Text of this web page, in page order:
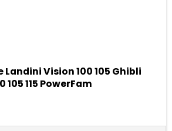
Vision 100 105 Ghibli
105 115 PowerFam